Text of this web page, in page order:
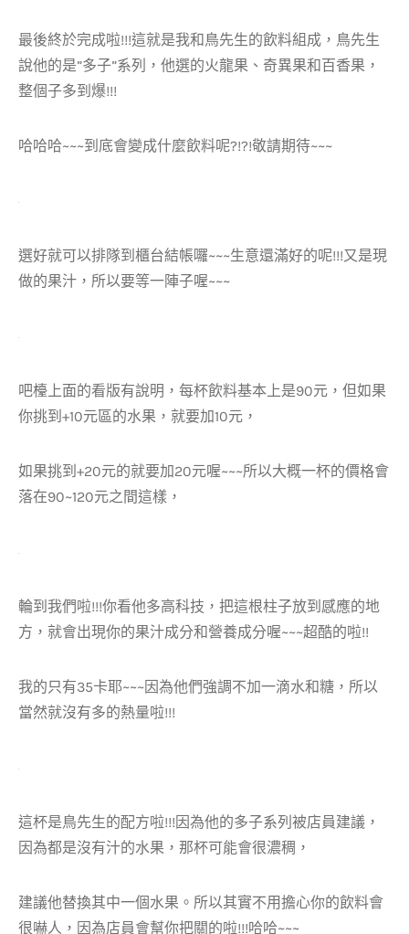
最後終於完成啦!!!這就是我和鳥先生的飲料組成，鳥先生
說他的是”多子”系列，他選的火龍果、奇異果和百香果，
整個子多到爆!!!
哈哈哈~~~到底會變成什麼飲料呢?!?!敬請期待~~~
選好就可以排隊到櫃台結帳囉~~~生意還滿好的呢!!!又是現
做的果汁，所以要等一陣子喔~~~
吧檯上面的看版有說明，每杯飲料基本上是90元，但如果
你挑到+10元區的水果，就要加10元，
如果挑到+20元的就要加20元喔~~~所以大概一杯的價格會
落在90~120元之間這樣，
輪到我們啦!!!你看他多高科技，把這根柱子放到感應的地
方，就會出現你的果汁成分和營養成分喔~~~超酷的啦!!
我的只有35卡耶~~~因為他們強調不加一滴水和糖，所以
當然就沒有多的熱量啦!!!
這杯是鳥先生的配方啦!!!因為他的多子系列被店員建議，
因為都是沒有汁的水果，那杯可能會很濃稠，
建議他替換其中一個水果。所以其實不用擔心你的飲料會
很嚇人，因為店員會幫你把關的啦!!!哈哈~~~